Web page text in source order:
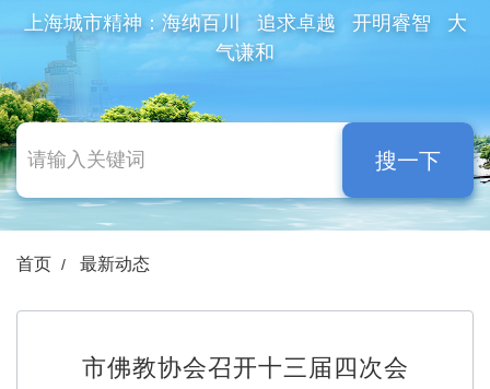
到
主
要
内
容
区
域
上海城市精神：海纳百川 追求卓越 开明睿智 大
气谦和
搜一下
首页 最新动态
市佛教协会召开十三届四次会